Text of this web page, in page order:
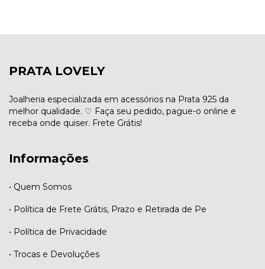
PRATA LOVELY
Joalheria especializada em acessórios na Prata 925 da
melhor qualidade. ♡ Faça seu pedido, pague-o online e
receba onde quiser. Frete Grátis!
Informações
• Quem Somos
• Política de Frete Grátis, Prazo e Retirada de Pe
• Política de Privacidade
• Trocas e Devoluções